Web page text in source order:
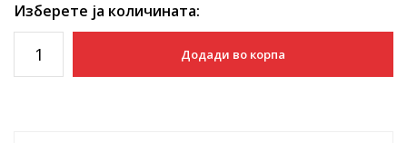
Изберете ја количината:
Додади во корпа